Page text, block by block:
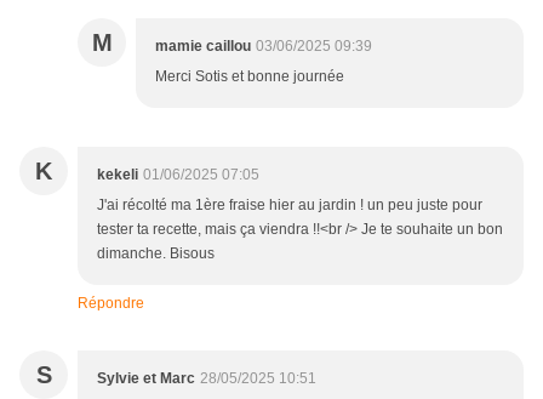
M mamie caillou 03/06/2025 09:39
Merci Sotis et bonne journée
K kekeli 01/06/2025 07:05
J'ai récolté ma 1ère fraise hier au jardin ! un peu juste pour
tester ta recette, mais ça viendra !!<br /> Je te souhaite un bon
dimanche. Bisous
Répondre
S Sylvie et Marc 28/05/2025 10:51